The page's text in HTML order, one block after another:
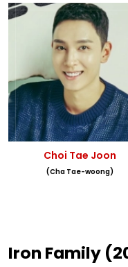
Choi Tae Joon
(Cha Tae-woong)
Iron Family